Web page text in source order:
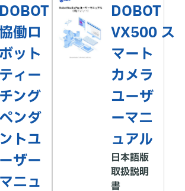
DOBOT
働ロ
ボット
ティー
チング
ペンダ
ントユ
ーザー
マニュ
DOBOT
VX500 ス
マート
カメラ
ユーザ
ーマニ
ュアル
日本語版
取扱説明
書